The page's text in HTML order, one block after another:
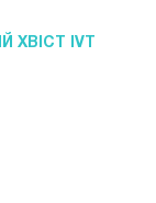
ХВІСТ IVT